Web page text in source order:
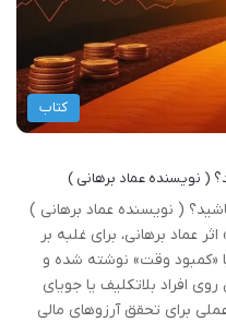
کتاب
( نویسنده عماد برهانی )
( نویسنده عماد برهانی )
عماد برهانی، برای غلبه بر
«کمبود وقت» نوشته شده و
افراد بلاتکلیف یا جویای
برای تحقق آرزوهای مالی